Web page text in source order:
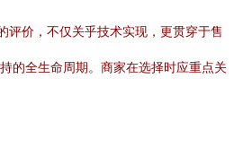
评价，不仅关乎技术实现，更贯穿于售
的全生命周期。商家在选择时应重点关